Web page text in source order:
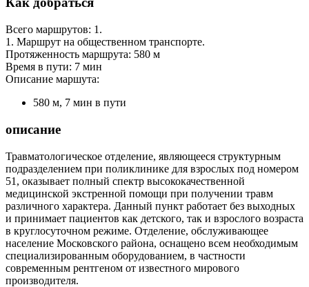
Всего маршрутов: 1.
1. Маршрут на общественном транспорте.
Протяженность маршрута: 580 м
Время в пути: 7 мин
Описание маршута:
580 м, 7 мин в пути
описание
Травматологическое отделение, являющееся структурным
подразделением при поликлинике для взрослых под номером
51, оказывает полный спектр высококачественной
медицинской экстренной помощи при получении травм
различного характера. Данный пункт работает без выходных
и принимает пациентов как детского, так и взрослого возраста
в круглосуточном режиме. Отделение, обслуживающее
население Московского района, оснащено всем необходимым
специализированным оборудованием, в частности
современным рентгеном от известного мирового
производителя.